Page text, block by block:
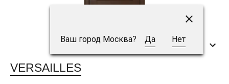
Ваш город Москва? Да Нет
VERSAILLES